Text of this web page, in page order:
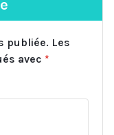
publiée. Les
avec *